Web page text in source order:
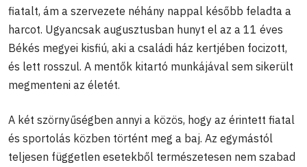
fiatalt, ám a szervezete néhány nappal később feladta a
harcot. Ugyancsak augusztusban hunyt el az a 11 éves
Békés megyei kisfiú, aki a családi ház kertjében focizott,
és lett rosszul. A mentők kitartó munkájával sem sikerült
megmenteni az életét.
A két szörnyűségben annyi a közös, hogy az érintett fiatal
és sportolás közben történt meg a baj. Az egymástól
teljesen független esetekből természetesen nem szabad